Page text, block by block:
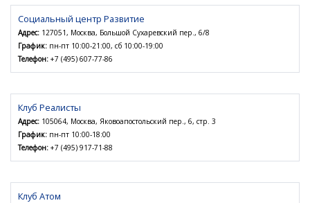
Социальный центр Развитие
Адрес: 127051, Москва, Большой Сухаревский пер., 6/8
График: пн-пт 10:00-21:00, сб 10:00-19:00
Телефон: +7 (495) 607-77-86
Клуб Реалисты
Адрес: 105064, Москва, Яковоапостольский пер., 6, стр. 3
График: пн-пт 10:00-18:00
Телефон: +7 (495) 917-71-88
Клуб Атом